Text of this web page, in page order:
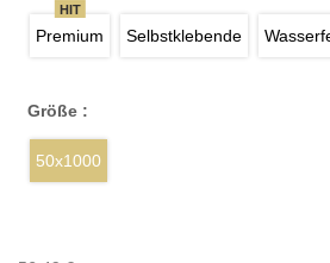
Premium
HIT
Selbstklebende
Größe :
50x1000